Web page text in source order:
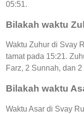
05:51.
Bilakah waktu
Waktu Zuhur di Svay
tamat pada 15:21.
Farz, 2 Sunnah, dan 2
Bilakah waktu
Waktu Asar di Svay